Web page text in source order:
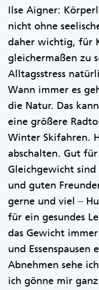
Ilse Aigner:
nicht ohne
daher wichtig, für
gleichermaßen zu
Alltagsstress
Wann immer es
die Natur. Das
eine größere
Winter Skifahren.
abschalten. Gut für
Gleichgewicht
und guten
gerne und viel –
für ein gesundes
das Gewicht
und Essenspausen
Abnehmen sehe
ich gönne mir